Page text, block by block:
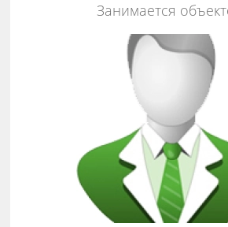
Занимается